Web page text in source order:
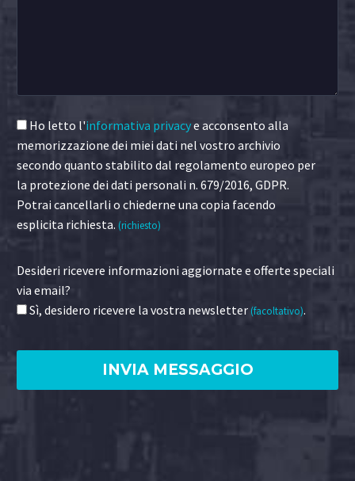
Ho letto l'informativa privacye acconsento alla
memorizzazione dei miei dati nel vostro archivio
secondo quanto stabilito dal regolamento europeo per
la protezione dei dati personali n. 679/2016, GDPR.
Potrai cancellarli o chiederne una copia facendo
esplicita richiesta. (richiesto)
Desideri ricevere informazioni aggiornate e offerte speciali
via email?
Sì, desidero ricevere la vostra newsletter(facoltativo).